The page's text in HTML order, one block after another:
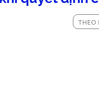
THEO